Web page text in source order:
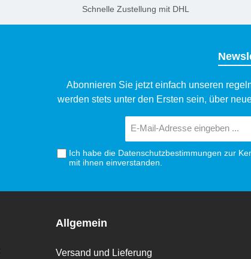
Schnelle Zustellung mit DHL
Abonnieren Sie jetzt einfach unseren
werden stets unter den Ersten sein, über
Mail-
Adresse*
Ich habe die Datenschutzbestimmungen zur
mit ihnen einverstanden.
Allgemein
Versand und Lieferung